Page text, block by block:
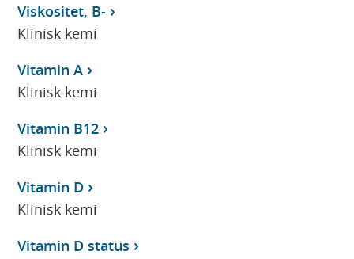
Viskositet, B-
Klinisk kemi
Vitamin A
Klinisk kemi
Vitamin B12
Klinisk kemi
Vitamin D
Klinisk kemi
Vitamin D status